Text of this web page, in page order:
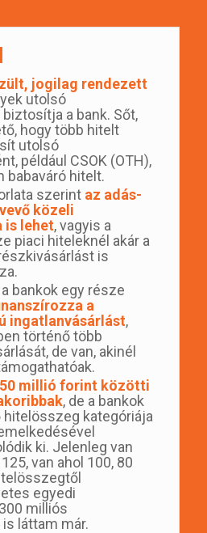
jogilag rendezett
utolsó
a bank. Sőt,
hogy több hitelt
utolsó
például CSOK (OTH),
babaváró hitelt.
szerint az adás-
közeli
is lehet, vagyis a
piaci hiteleknél akár a
is
bankok egy része
a
ingatlanvásárlást,
történő több
de van, akinél
millió forint közötti
, de a bankok
kategóriája
ki. Jelenleg van
van ahol 100, 80
egyedi
milliós
láttam már.